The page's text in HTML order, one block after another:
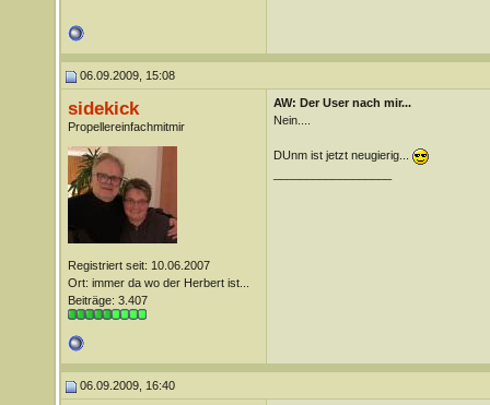
06.09.2009, 15:08
sidekick
Propellereinfachmitmir
Registriert seit: 10.06.2007
Ort: immer da wo der Herbert ist...
Beiträge: 3.407
AW: Der User nach mir...
Nein....
DUnm ist jetzt neugierig...
06.09.2009, 16:40